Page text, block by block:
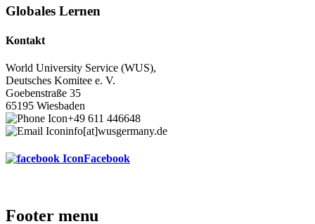
Globales Lernen
Kontakt
World University Service (WUS),
Deutsches Komitee e. V.
Goebenstraße 35
65195 Wiesbaden
+49 611 446648
info[at]wusgermany.de
Facebook
Footer menu